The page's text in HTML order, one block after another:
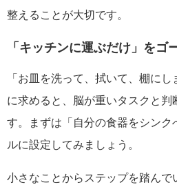
整えることが大切です。
「キッチンに運ぶだけ」をゴ
「お皿を洗って、拭いて、棚に
に求めると、脳が重いタスクと判
す。まずは「自分の食器をシンク
ルに設定してみましょう。
小さなことからステップを踏んで